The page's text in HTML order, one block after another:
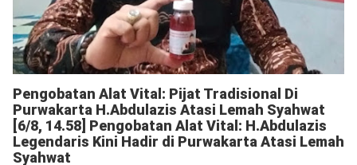
Pengobatan Alat Vital: Pijat Tradisional Di
Purwakarta H.Abdulazis Atasi Lemah Syahwat
[6/8, 14.58] Pengobatan Alat Vital: H.Abdulazis
Legendaris Kini Hadir di Purwakarta Atasi Lemah
Syahwat